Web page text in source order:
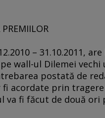
– 31.10.2011,
wall-ul Dilemei
postată de
acordate prin
va fi făcut de două